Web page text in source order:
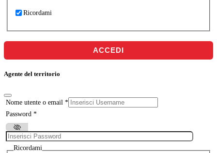
Ricordami
ACCEDI
Agente del territorio
Nome utente o email *
Password *
Ricordami